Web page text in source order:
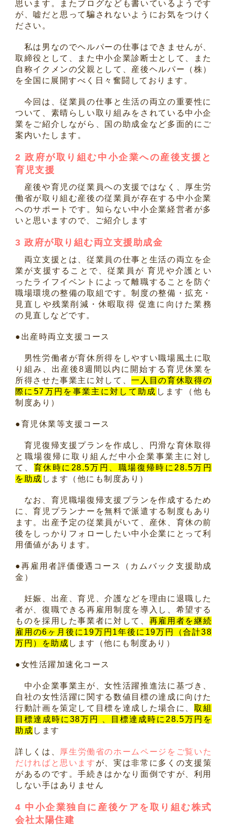
思います。またブログなども書いているようです
が、嘘だと思って騙されないようにお気をつけく
ださい。
私は男なのでヘルパーの仕事はできませんが、
取締役として、また中小企業診断士として、また
自称イクメンの父親として、産後ヘルパー（株）
を全国に展開すべく日々奮闘しております。
今回は、従業員の仕事と生活の両立の重要性に
ついて、素晴らしい取り組みをされている中小企
業をご紹介しながら、国の助成金など多面的にご
案内いたします。
2 政府が取り組む中小企業への産後支援と
育児支援
産後や育児の従業員への支援ではなく、厚生労
働省が取り組む産後の従業員が存在する中小企業
へのサポートです。知らない中小企業経営者が多
いと思いますので、ご紹介します
3 政府が取り組む両立支援助成金
両立支援とは、従業員の仕事と生活の両立を企
業が支援することで、従業員が 育児や介護とい
ったライフイベントによって離職することを防ぐ
職場環境の整備の取組です。制度の整備・拡充・
見直しや残業削減・休暇取得 促進に向けた業務
の見直しなどです。
●出産時両立支援コース
男性労働者が育休所得をしやすい職場風土に取
り組み、出産後8週間以内に開始する育児休業を
所得させた事業主に対して、一人目の育休取得の
際に57万円を事業主に対して助成 します（他も
制度あり）
●育児休業等支援コース
育児復帰支援プランを作成し、円滑な育休取得
と職場復帰に取り組んだ中小企業事業主に対し
て、 育休時に28.5万円、職場復帰時に28.5万円
を助成 します（他にも制度あり）
なお、育児職場復帰支援プランを作成するため
に、育児プランナーを無料で派遣する制度もあり
ます。出産予定の従業員がいて、産休、育休の前
後をしっかりフォローしたい中小企業にとって利
用価値があります。
●再雇用者評価優遇コース（カムバック支援助成
金）
妊娠、出産、育児、介護などを理由に退職した
者が、復職できる再雇用制度を導入し、希望する
ものを採用した事業者に対して、 再雇用者を継続
雇用の6ヶ月後に19万円1年後に19万円（合計38
万円）を助成 します（他にも制度あり）
●女性活躍加速化コース
中小企業事業主が、女性活躍推進法に基づき、
自社の女性活躍に関する数値目標の達成に向けた
行動計画を策定して目標を達成した場合に、 取組
目標達成時に38万円 、
目標達成時に28.5万円を
助成 します
詳しくは、
厚生労働省のホームページをご覧いた
だければと思います が、実は非常に多くの支援策
があるのです。手続きはかなり面倒ですが、利用
しない手はありません
4 中小企業独自に産後ケアを取り組む株式
会社太陽住建